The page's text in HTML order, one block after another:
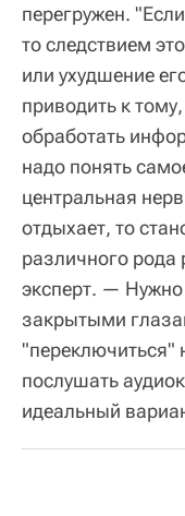
перегружен.
то следствием
или ухудшение
приводить к
обработать
надо понять
центральная
отдыхает, то
различного
эксперт. — Нужно
закрытыми
"переключиться"
послушать
идеальный